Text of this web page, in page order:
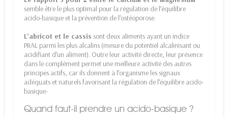
semble être le plus optimal pour la régulation de l’équilibre
acido-basique et la prévention de l’ostéoporose.
L’abricot et le cassis sont deux aliments ayant un indice
PRAL parmi les plus alcalins (mesure du potentiel alcalinisant ou
acidifiant d’un aliment). Outre leur activité directe, leur présence
dans le complément permet une meilleure activité des autres
principes actifs, car ils donnent à l’organisme les signaux
adéquats et naturels favorisant la régulation de l’équilibre acido-
basique-
Quand faut-il prendre un acido-basique ?